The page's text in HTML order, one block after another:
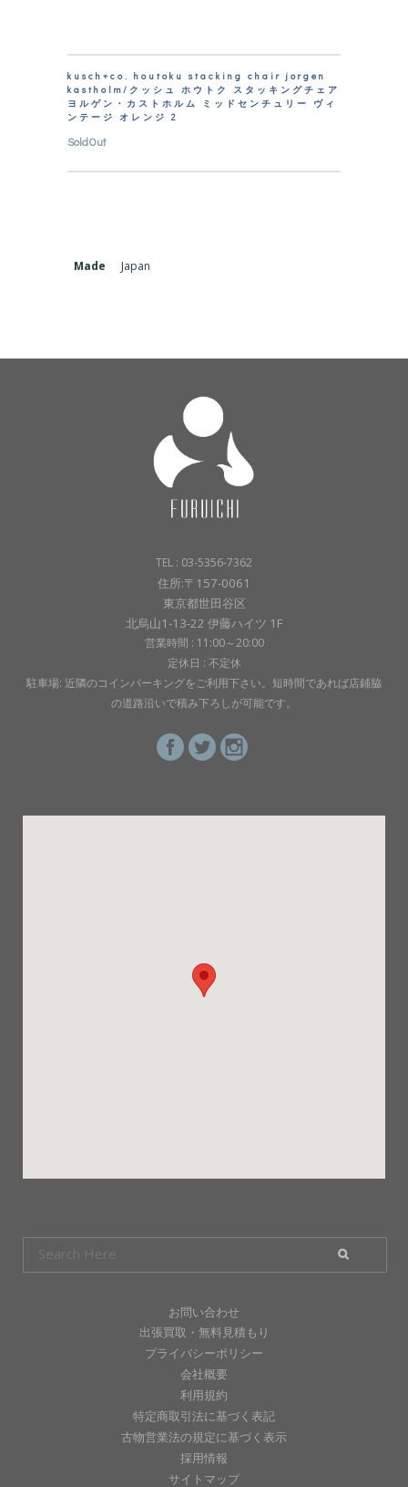
kusch+co. houtoku stacking chair jorgen
kastholm/クッシュ ホウトク スタッキングチェア
ヨルゲン・カストホルム ミッドセンチュリー ヴィ
ンテージ オレンジ 2
SoldOut
Made Japan
TEL : 03-5356-7362
住所:〒157-0061
東京都世田谷区
北烏山1-13-22 伊藤ハイツ 1F
営業時間 : 11:00～20:00
定休日 : 不定休
駐車場: 近隣のコインパーキングをご利用下さい。短時間であれば店鋪脇
の道路沿いで積み下ろしが可能です。
お問い合わせ
出張買取・無料見積もり
プライバシーポリシー
会社概要
利用規約
特定商取引法に基づく表記
古物営業法の規定に基づく表示
採用情報
サイトマップ